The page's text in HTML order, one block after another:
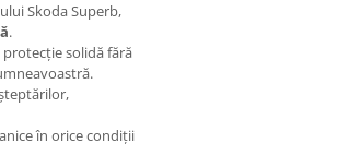
Skoda Superb,
.
solidă fără
în orice condiții